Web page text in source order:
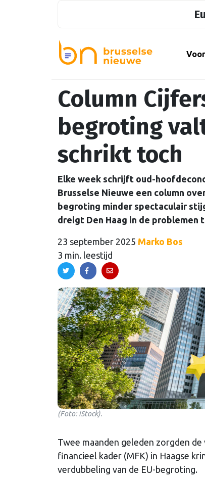
Column
begroting
schrikt toch
Elke week schrijft oud-
Brusselse Nieuwe een column
begroting minder spectaculair
dreigt Den Haag in de problemen
23 september 2025 Marko Bos
3 min. leestijd
(Foto: iStock).
Twee maanden geleden zorgden
financieel kader (MFK) in Haagse
verdubbeling van de EU-begroting.